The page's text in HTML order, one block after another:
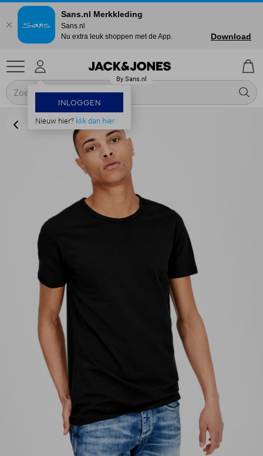
INLOGGEN
Nieuw hier? klik dan hier
Sans.nl Merkkleding
Sans.nl
Nu extra leuk shoppen met de App.
Download